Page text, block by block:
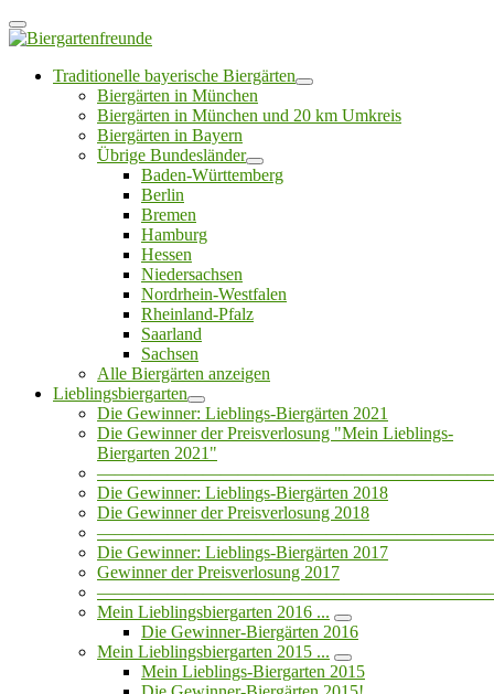
Traditionelle bayerische Biergärten
Biergärten in München
Biergärten in München und 20 km Umkreis
Biergärten in Bayern
Übrige Bundesländer
Baden-Württemberg
Berlin
Bremen
Hamburg
Hessen
Niedersachsen
Nordrhein-Westfalen
Rheinland-Pfalz
Saarland
Sachsen
Alle Biergärten anzeigen
Lieblingsbiergarten
Die Gewinner: Lieblings-Biergärten 2021
Die Gewinner der Preisverlosung "Mein Lieblings-
Biergarten 2021"
Die Gewinner: Lieblings-Biergärten 2018
Die Gewinner der Preisverlosung 2018
Die Gewinner: Lieblings-Biergärten 2017
Gewinner der Preisverlosung 2017
Mein Lieblingsbiergarten 2016 ...
Die Gewinner-Biergärten 2016
Mein Lieblingsbiergarten 2015 ...
Mein Lieblings-Biergarten 2015